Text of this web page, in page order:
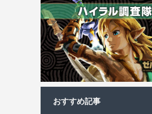
おすすめ記事